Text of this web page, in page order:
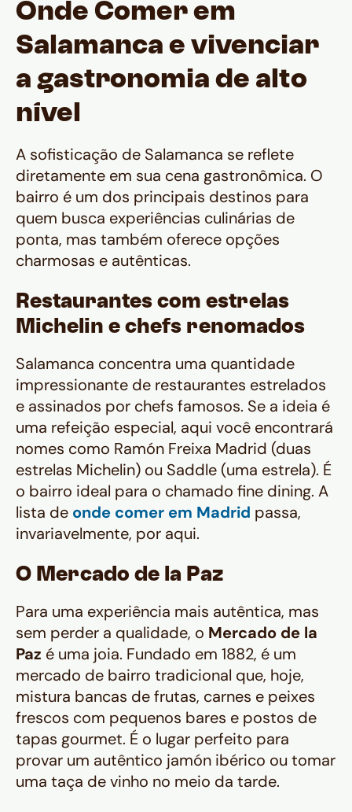
Onde Comer em
Salamanca e vivenciar
a gastronomia de alto
nível
A sofisticação de Salamanca se reflete
diretamente em sua cena gastronômica. O
bairro é um dos principais destinos para
quem busca experiências culinárias de
ponta, mas também oferece opções
charmosas e autênticas.
Restaurantes com estrelas
Michelin e chefs renomados
Salamanca concentra uma quantidade
impressionante de restaurantes estrelados
e assinados por chefs famosos. Se a ideia é
uma refeição especial, aqui você encontrará
nomes como Ramón Freixa Madrid (duas
estrelas Michelin) ou Saddle (uma estrela). É
o bairro ideal para o chamado fine dining. A
lista de onde comer em Madrid passa,
invariavelmente, por aqui.
O Mercado de la Paz
Para uma experiência mais autêntica, mas
sem perder a qualidade, o Mercado de la
Paz é uma joia. Fundado em 1882, é um
mercado de bairro tradicional que, hoje,
mistura bancas de frutas, carnes e peixes
frescos com pequenos bares e postos de
tapas gourmet. É o lugar perfeito para
provar um autêntico jamón ibérico ou tomar
uma taça de vinho no meio da tarde.